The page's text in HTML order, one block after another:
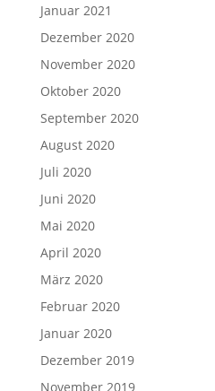
Januar 2021
Dezember 2020
November 2020
Oktober 2020
September 2020
August 2020
Juli 2020
Juni 2020
Mai 2020
April 2020
März 2020
Februar 2020
Januar 2020
Dezember 2019
November 2019